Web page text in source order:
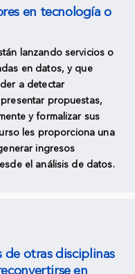
en tecnología o
lanzando servicios o
en datos, y que
a detectar
propuestas,
y formalizar sus
les proporciona una
ingresos
el análisis de datos.
de otras disciplinas